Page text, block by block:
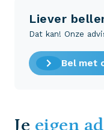
Liever
Dat kan! Onze
Bel met
Je eigen